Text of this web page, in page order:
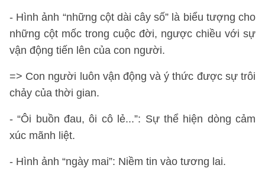
- Hình ảnh “những cột dài cây số” là biểu tượng cho
những cột mốc trong cuộc đời, ngược chiều với sự
vận động tiến lên của con người.
=> Con người luôn vận động và ý thức được sự trôi
chảy của thời gian.
- “Ôi buồn đau, ôi cô lẻ...”: Sự thể hiện dòng cảm
xúc mãnh liệt.
- Hình ảnh “ngày mai”: Niềm tin vào tương lai.